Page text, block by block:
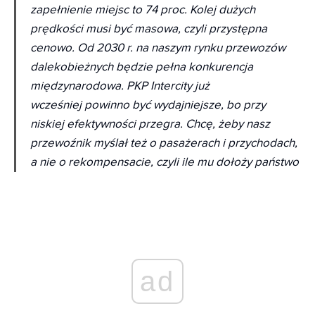
zapełnienie miejsc to 74 proc. Kolej dużych
prędkości musi być masowa, czyli przystępna
cenowo. Od 2030 r. na naszym rynku przewozów
dalekobieżnych będzie pełna konkurencja
międzynarodowa. PKP Intercity już
wcześniej powinno być wydajniejsze, bo przy
niskiej efektywności przegra. Chcę, żeby nasz
przewoźnik myślał też o pasażerach i przychodach,
a nie o rekompensacie, czyli ile mu dołoży państwo
ad